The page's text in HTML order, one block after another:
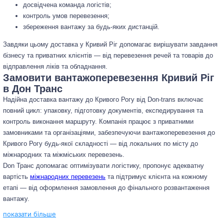
досвідчена команда логістів;
контроль умов перевезення;
збереження вантажу за будь-яких дистанцій.
Завдяки цьому доставка у Кривий Ріг допомагає вирішувати завдання
бізнесу та приватних клієнтів — від перевезення речей та товарів до
відправлення ліків та обладнання.
Замовити вантажоперевезення Кривий Ріг
в Дон Транс
Надійна доставка вантажу до Кривого Рогу від Don-trans включає
повний цикл: упаковку, підготовку документів, експедирування та
контроль виконання маршруту. Компанія працює з приватними
замовниками та організаціями, забезпечуючи вантажоперевезення до
Кривого Рогу будь-якої складності — від локальних по місту до
міжнародних та міжміських перевезень.
Don Транс допомагає оптимізувати логістику, пропонує адекватну
вартість міжнародних перевезень та підтримує клієнта на кожному
етапі — від оформлення замовлення до фінального розвантаження
вантажу.
показати більше